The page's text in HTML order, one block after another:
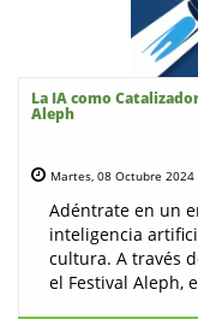
La IA como
Aleph
Martes, 08 Octubre 2024
Adéntrate en un
inteligencia
cultura. A través
el Festival Aleph,